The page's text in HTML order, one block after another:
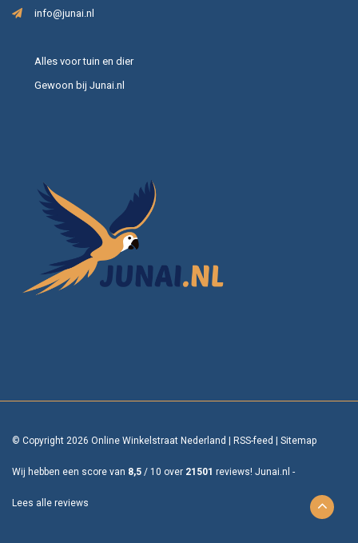
info@junai.nl
Alles voor tuin en dier
Gewoon bij Junai.nl
© Copyright 2026 Online Winkelstraat Nederland RSS-feed Sitemap
Wij hebben een score van 8,5 / 10 over 21501 reviews! Junai.nl -
Lees alle reviews